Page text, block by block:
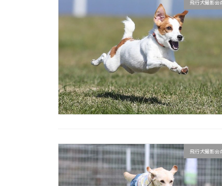
飛行犬撮影会
飛行犬撮影会